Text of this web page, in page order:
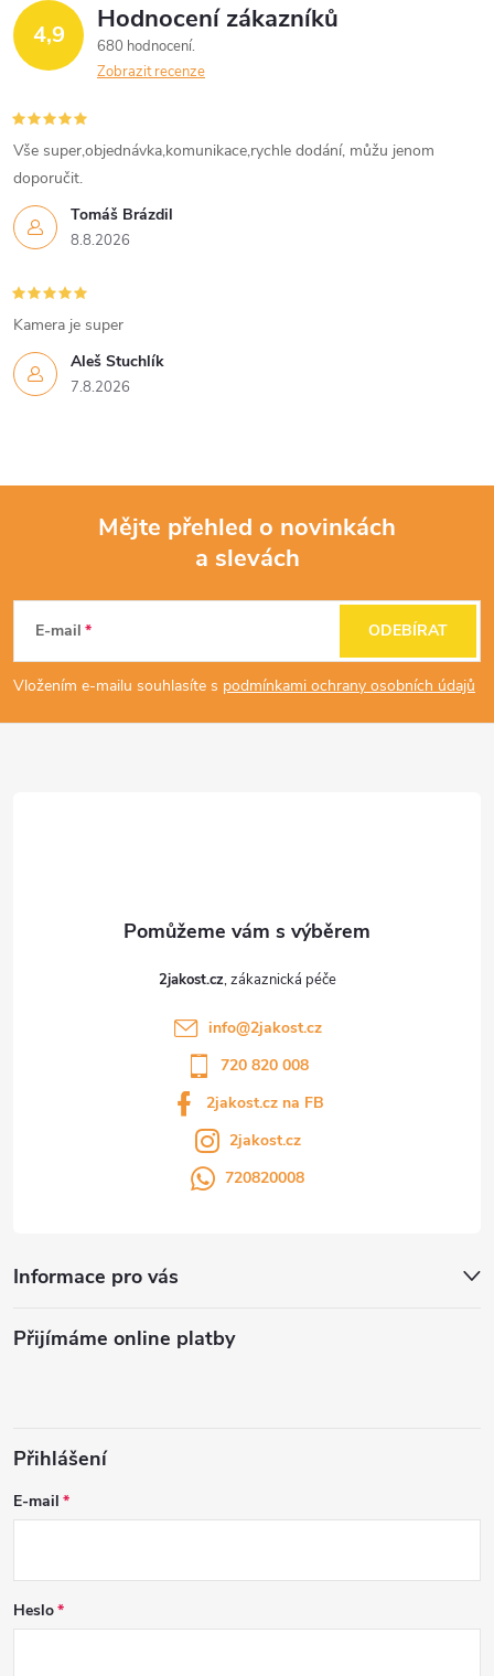
4,9 Hodnocení zákazníků
680 hodnocení
Zobrazit recenze
Tomáš Brázdil
8.8.2026
Vše super,objednávka,komunikace,rychle dodání, můžu jenom
doporučit.
Aleš Stuchlík
7.8.2026
Kamera je super
p
a
Mějte přehled o novinkách
a slevách
E-mail
Vložením e-mailu souhlasíte s podmínkami ochrany osobních údajů
ODEBÍRAT
2jakost.cz
info@2jakost.cz
720 820 008
2jakost.cz na FB
2jakost.cz
720820008
Informace pro vás
Přijímáme online platby
Přihlášení
E-mail
Heslo